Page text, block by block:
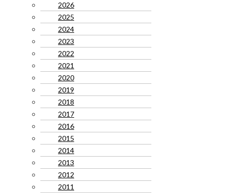
2026
2025
2024
2023
2022
2021
2020
2019
2018
2017
2016
2015
2014
2013
2012
2011